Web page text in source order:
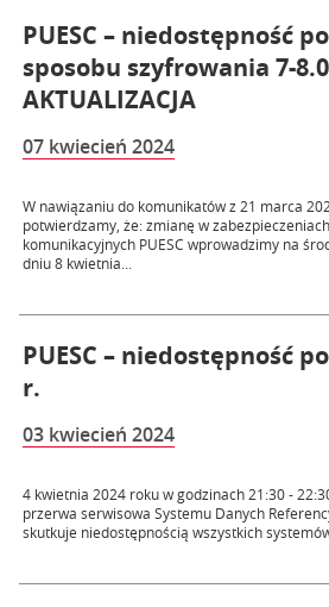
PUESC – niedostępność
sposobu szyfrowania 7-
AKTUALIZACJA
07 kwiecień 2024
W nawiązaniu do komunikatów z 21 marca
potwierdzamy, że: zmianę w
komunikacyjnych PUESC wprowadzimy na
dniu 8 kwietnia...
PUESC – niedostępność
r.
03 kwiecień 2024
4 kwietnia 2024 roku w godzinach 21:30 -
przerwa serwisowa Systemu Danych
skutkuje niedostępnością wszystkich